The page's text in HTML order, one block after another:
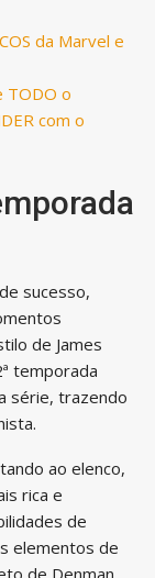
da Marvel e
TODO o
com o
sucesso,
de James
temporada
série, trazendo
ao elenco,
rica e
de
elementos de
de Denman